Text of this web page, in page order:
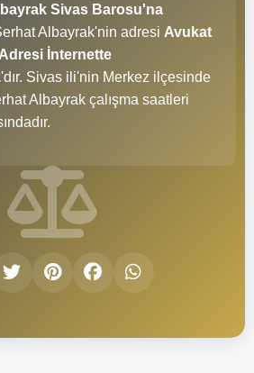
Sivas Barosu'na
Albayrak'nin adresi Avukat
İnternette
'dır. Sivas ili'nin Merkez ilçesinde
Albayrak çalışma saatleri